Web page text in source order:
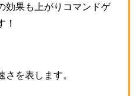
効果も上がりコマンドゲ
！
さを表します。